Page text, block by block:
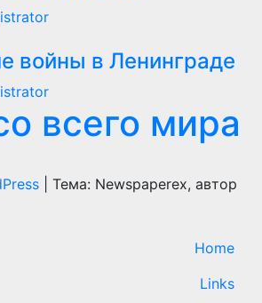
войны в Ленинграде
всего мира
Тема: Newspaperex, автор
Home
Links